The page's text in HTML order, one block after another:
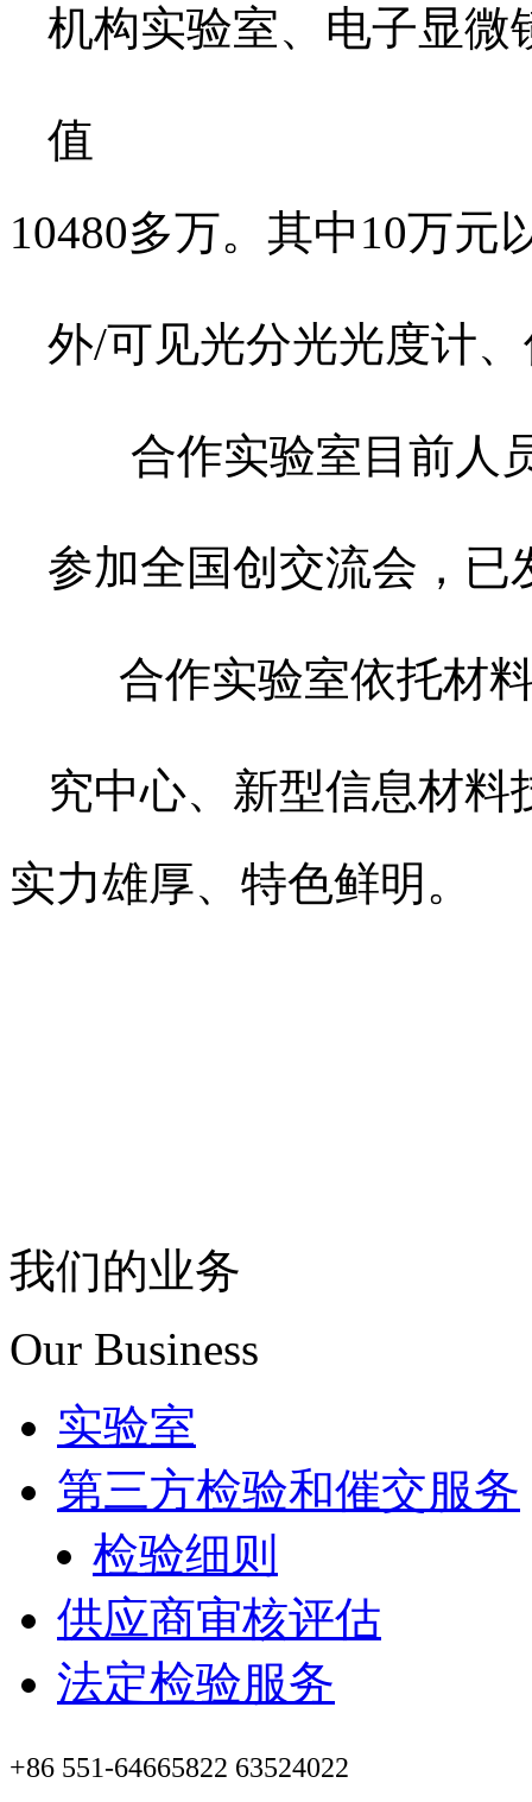
机构实验室、电子显微
值
10480多万。其中10万
外/可见光分光光度计
合作实验室目前人员
参加全国创交流会，已
合作实验室依托材料
究中心、新型信息材
实力雄厚、特色鲜明。
我们的业务
Our Business
实验室
第三方检验和催交服务
检验细则
供应商审核评估
法定检验服务
+86 551-64665822 63524022